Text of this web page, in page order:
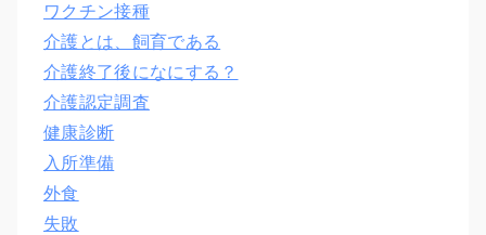
ワクチン接種
介護とは、飼育である
介護終了後になにする？
介護認定調査
健康診断
入所準備
外食
失敗